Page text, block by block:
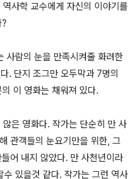
사학 교수에게 자신의 이야기를
사람의 눈을 만족시켜줄 화려한
. 단지 조그만 오두막과 7명의
이 영화는 채워져 있다.
은 영화다. 작가는 단순히 만 사
관객들의 눈요기만을 위한, 그
어 내지 않았다. 만 사천년이라
있을것 같다. 작가는 그런 역사